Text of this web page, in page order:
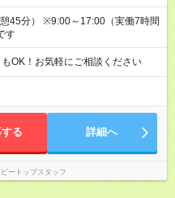
45分） ※9:00～17:00（実働7時間
す
OK！お気軽にご相談ください
る 詳細へ
ートップスタッフ